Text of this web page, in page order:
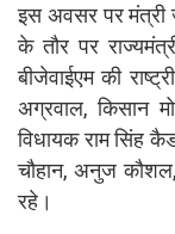
इस अवसर पर मंत्री
के तौर पर
बीजेवाईएम की
अग्रवाल, किसान
विधायक राम सिंह
चौहान, अनुज
रहे।